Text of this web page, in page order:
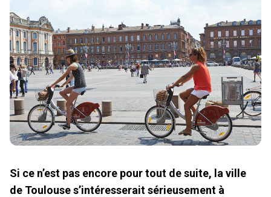
Si ce n’est pas encore pour tout de suite, la ville
de Toulouse s’intéresserait sérieusement à